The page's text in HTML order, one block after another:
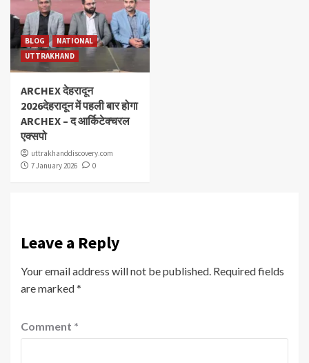
BLOG
NATIONAL
UTTRAKHAND
ARCHEX देहरादून
2026देहरादून में पहली बार होगा
ARCHEX – द आर्किटेक्चरल
एक्सपो
uttrakhanddiscovery.com
7 January 2026
0
Leave a Reply
Your email address will not be published. Required fields
are marked*
Comment *